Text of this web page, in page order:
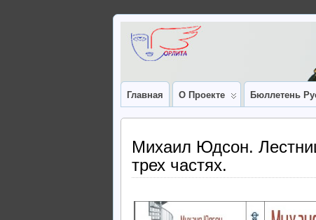
Главная О Проекте Бюллетень
Михаил Юдсон.
трех частях.